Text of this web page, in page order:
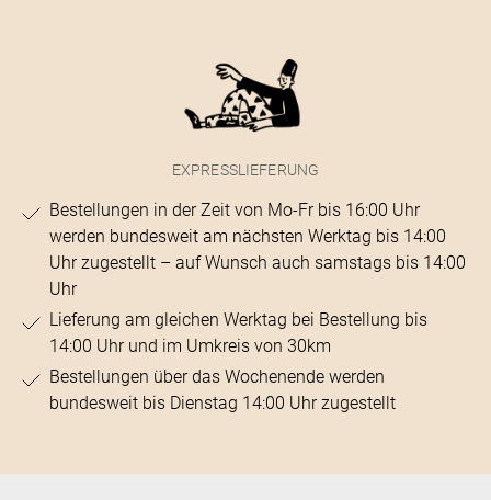
EXPRESSLIEFERUNG
Bestellungen in der Zeit von Mo-Fr bis 16:00 Uhr
werden bundesweit am nächsten Werktag bis 14:00
Uhr zugestellt – auf Wunsch auch samstags bis 14:00
Uhr
Lieferung am gleichen Werktag bei Bestellung bis
14:00 Uhr und im Umkreis von 30km
Bestellungen über das Wochenende werden
bundesweit bis Dienstag 14:00 Uhr zugestellt